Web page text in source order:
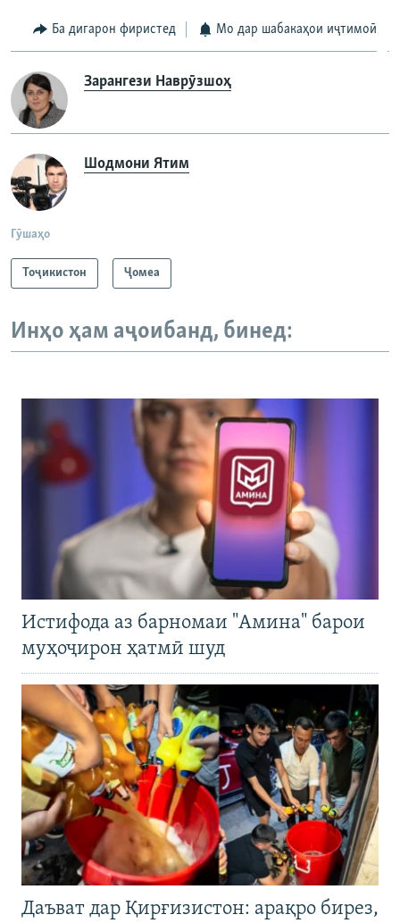
Ба дигарон фиристед Мо дар шабакаҳои иҷтимоӣ
Зарангези Наврӯзшоҳ
Шодмони Ятим
Гӯшаҳо
Тоҷикистон Ҷомeа
Инҳо ҳам аҷоибанд, бинед:
Истифода аз барномаи "Амина" барои
муҳоҷирон ҳатмӣ шуд
Даъват дар Қирғизистон: арақро бирез,